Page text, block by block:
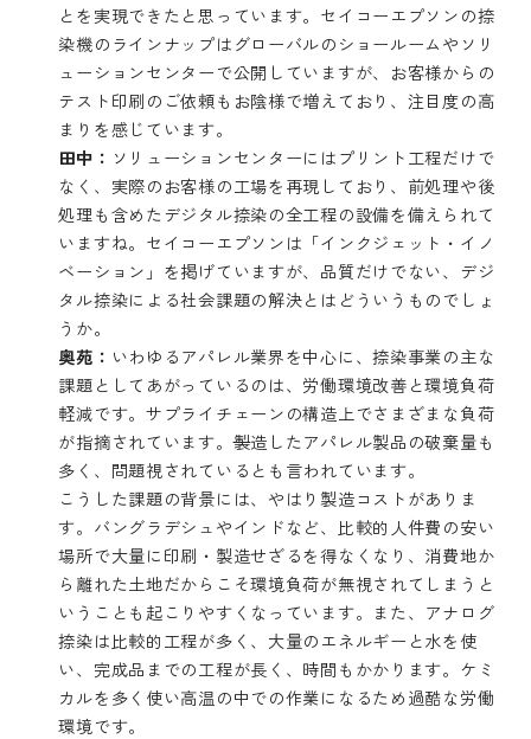
とを実現できたと思っています。セイコーエプソンの捺
染機のラインナップはグローバルのショールームやソリ
ューションセンターで公開していますが、お客様からの
テスト印刷のご依頼もお陰様で増えており、注目度の高
まりを感じています。
田中： ソリューションセンターにはプリント工程だけで
なく、実際のお客様の工場を再現しており、前処理や後
処理も含めたデジタル捺染の全工程の設備を備えられて
いますね。セイコーエプソンは「インクジェット・イノ
ベーション」を掲げていますが、品質だけでない、デジ
タル捺染による社会課題の解決とはどういうものでしょ
うか。
奥苑： いわゆるアパレル業界を中心に、捺染事業の主な
課題としてあがっているのは、労働環境改善と環境負荷
軽減です。サプライチェーンの構造上でさまざまな負荷
が指摘されています。製造したアパレル製品の破棄量も
多く、問題視されているとも言われています。
こうした課題の背景には、やはり製造コストがありま
す。バングラデシュやインドなど、比較的人件費の安い
場所で大量に印刷・製造せざるを得なくなり、消費地か
ら離れた土地だからこそ環境負荷が無視されてしまうと
いうことも起こりやすくなっています。また、アナログ
捺染は比較的工程が多く、大量のエネルギーと水を使
い、完成品までの工程が長く、時間もかかります。ケミ
カルを多く使い高温の中での作業になるため過酷な労働
環境です。